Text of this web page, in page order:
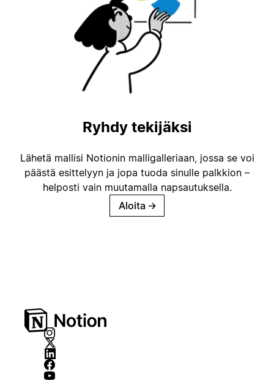
Ryhdy tekijäksi
Lähetä mallisi Notionin malligalleriaan, jossa se voi
päästä esittelyyn ja jopa tuoda sinulle palkkion –
helposti vain muutamalla napsautuksella.
Aloita →